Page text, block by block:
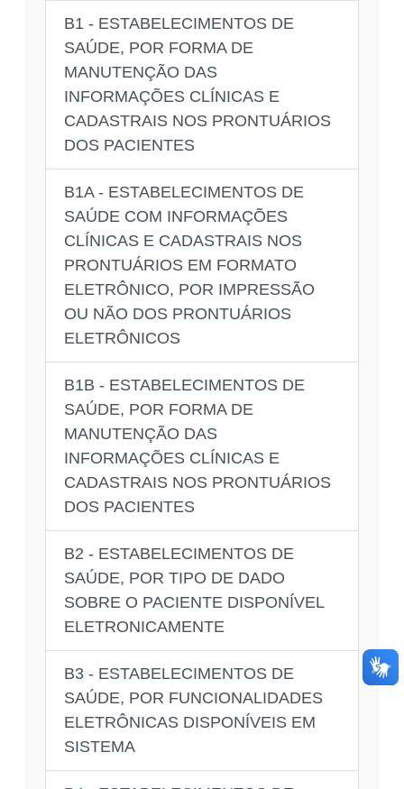
B1 - ESTABELECIMENTOS DE
SAÚDE, POR FORMA DE
MANUTENÇÃO DAS
INFORMAÇÕES CLÍNICAS E
CADASTRAIS NOS PRONTUÁRIOS
DOS PACIENTES
B1A - ESTABELECIMENTOS DE
SAÚDE COM INFORMAÇÕES
CLÍNICAS E CADASTRAIS NOS
PRONTUÁRIOS EM FORMATO
ELETRÔNICO, POR IMPRESSÃO
OU NÃO DOS PRONTUÁRIOS
ELETRÔNICOS
B1B - ESTABELECIMENTOS DE
SAÚDE, POR FORMA DE
MANUTENÇÃO DAS
INFORMAÇÕES CLÍNICAS E
CADASTRAIS NOS PRONTUÁRIOS
DOS PACIENTES
B2 - ESTABELECIMENTOS DE
SAÚDE, POR TIPO DE DADO
SOBRE O PACIENTE DISPONÍVEL
ELETRONICAMENTE
B3 - ESTABELECIMENTOS DE
SAÚDE, POR FUNCIONALIDADES
ELETRÔNICAS DISPONÍVEIS EM
SISTEMA